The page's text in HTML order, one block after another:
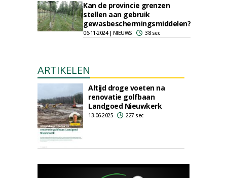
Kan de provincie grenzen
stellen aan gebruik
gewasbeschermingsmiddelen?
06-11-2024 | NIEUWS 38 sec
ARTIKELEN
Altijd droge voeten na
renovatie golfbaan
Landgoed Nieuwkerk
13-06-2025 227 sec